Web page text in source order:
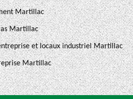
Martillac
Martillac
et locaux industriel Martillac
Martillac